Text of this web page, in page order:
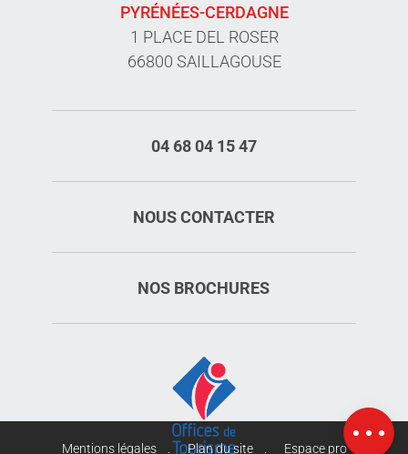
Carte
PYRÉNÉES-CERDAGNE
1 PLACE DEL ROSER
66800 SAILLAGOUSE
04 68 04 15 47
NOUS CONTACTER
NOS BROCHURES
Mentions légales Plan du site Espace pro